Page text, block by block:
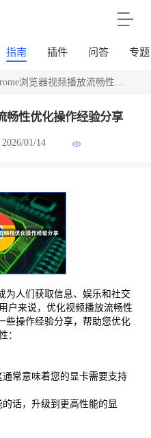
指南 插件 问答 专题
浏览器视频播放流畅性优化操作经验分享
畅性优化操作经验分享
2026/01/14
为人们获取信息、娱乐和社交
户来说，优化视频播放流畅性
些操作经验分享，帮助您优化
：
常意味着您的显卡需要支持
话，升级到更高性能的显